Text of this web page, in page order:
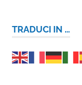
TRADUCI IN …